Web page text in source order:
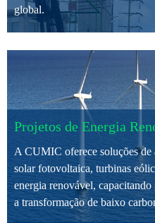
global.
Projetos de Energia
A CUMIC oferece soluções de
solar fotovoltaica, turbinas
energia renovável,
a transformação de baixo